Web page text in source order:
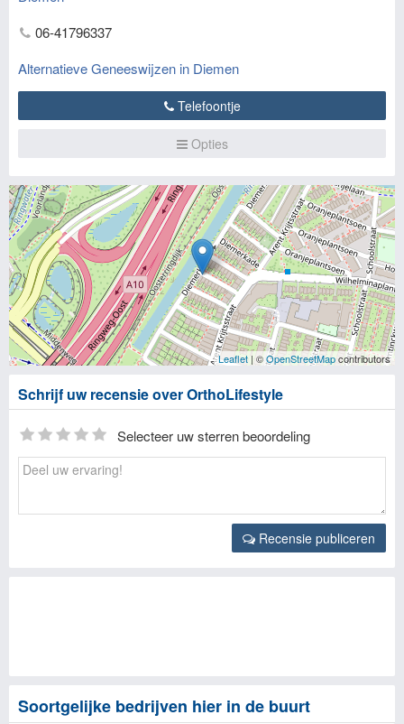
06-41796337
Alternatieve Geneeswijzen in Diemen
Telefoontje
Opties
Leaflet | ©OpenStreetMapcontributors
Schrijf uw recensie over OrthoLifestyle
Selecteer uw sterren beoordeling
Recensie publiceren
Soortgelijke bedrijven hier in de buurt